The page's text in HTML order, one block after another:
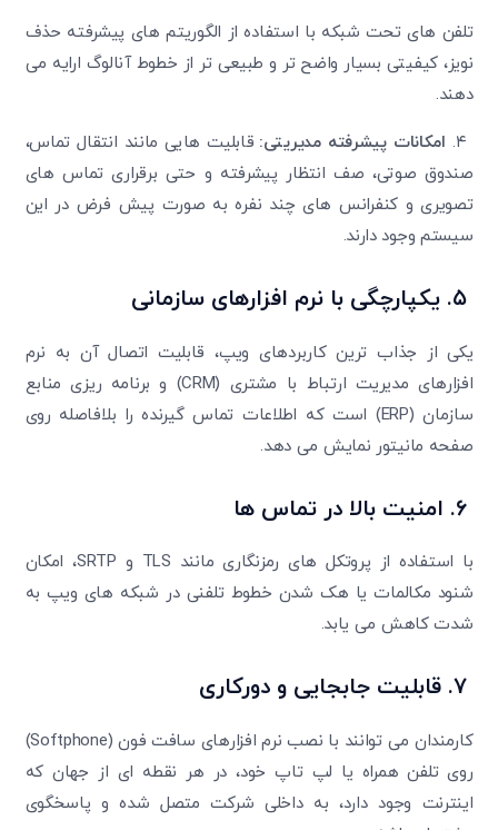
تلفن های تحت شبکه با استفاده از الگوریتم های پیشرفته حذف
نویز، کیفیتی بسیار واضح تر و طبیعی تر از خطوط آنالوگ ارایه می
دهند.
امکانات پیشرفته مدیریتی: قابلیت هایی مانند انتقال تماس،
صندوق صوتی، صف انتظار پیشرفته و حتی برقراری تماس های
تصویری و کنفرانس های چند نفره به صورت پیش فرض در این
سیستم وجود دارند.
۵. یکپارچگی با نرم افزارهای سازمانی
یکی از جذاب ترین کاربردهای ویپ، قابلیت اتصال آن به نرم
افزارهای مدیریت ارتباط با مشتری (CRM) و برنامه ریزی منابع
سازمان (ERP) است که اطلاعات تماس گیرنده را بلافاصله روی
صفحه مانیتور نمایش می دهد.
۶. امنیت بالا در تماس ها
با استفاده از پروتکل های رمزنگاری مانند TLS و SRTP، امکان
شنود مکالمات یا هک شدن خطوط تلفنی در شبکه های ویپ به
شدت کاهش می یابد.
۷. قابلیت جابجایی و دورکاری
کارمندان می توانند با نصب نرم افزارهای سافت فون (Softphone)
روی تلفن همراه یا لپ تاپ خود، در هر نقطه ای از جهان که
اینترنت وجود دارد، به داخلی شرکت متصل شده و پاسخگوی